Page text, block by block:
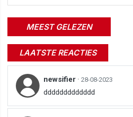
MEEST GELEZEN
LAATSTE REACTIES
newsifier · 28-08-2023
ddddddddddddd